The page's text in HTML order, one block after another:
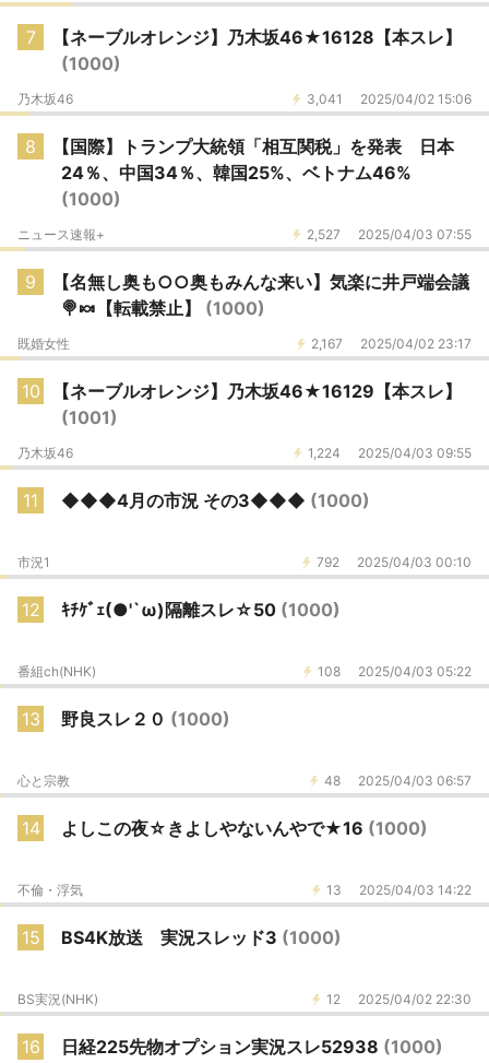
7
【ネーブルオレンジ】乃木坂46★16128【本スレ】
(1000)
3,041 2025/04/02 15:06
乃木坂46
8
【国際】トランプ大統領「相互関税」を発表 日本
24％、中国34％、韓国25%、ベトナム46%
(1000)
2,527 2025/04/03 07:55
ニュース速報+
9
【名無し奥も○○奥もみんな来い】気楽に井戸端会議
🍭🍬【転載禁止】 (1000)
2,167 2025/04/02 23:17
既婚女性
10
【ネーブルオレンジ】乃木坂46★16129【本スレ】
(1001)
1,224 2025/04/03 09:55
乃木坂46
11 ◆◆◆4月の市況 その3◆◆◆ (1000)
792 2025/04/03 00:10
市況1
12 ｷﾁｹﾞｪ(●'`ω)隔離スレ☆50 (1000)
108 2025/04/03 05:22
番組ch(NHK)
13 野良スレ２０ (1000)
48 2025/04/03 06:57
心と宗教
14 よしこの夜☆きよしやないんやで★16 (1000)
13 2025/04/03 14:22
不倫・浮気
15 BS4K放送 実況スレッド3 (1000)
12 2025/04/02 22:30
BS実況(NHK)
16 日経225先物オプション実況スレ52938 (1000)